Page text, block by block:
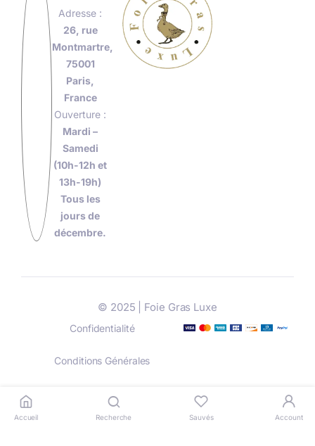
Accueil Recherche Sauvés Account
Adresse :
26, rue
Montmartre,
75001
Paris,
France
Ouverture :
Mardi –
Samedi
(10h-12h et
13h-19h)
Tous les
jours de
décembre.
© 2025 | Foie Gras Luxe
Confidentialité
Conditions Générales